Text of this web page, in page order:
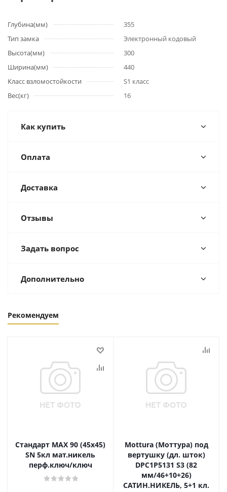
Глубина(мм)
355
Тип замка
Электронный кодовый
Высота(мм)
300
Ширина(мм)
440
Класс взломостойкости
S1 класс
Вес(кг)
16
Как купить
Оплата
Доставка
Отзывы
Задать вопрос
Дополнительно
Рекомендуем
Стандарт MAX 90 (45х45)
SN 5кл мат.никель
перф.ключ/ключ
Mottura (Моттура) под
вертушку (дл. шток)
DPC1P5131 S3 (82
мм/46+10+26)
САТИН.НИКЕЛЬ, 5+1 кл.